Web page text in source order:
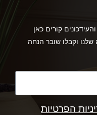
קורים כאן
וקבלו שובר הנחה
הפרטיות